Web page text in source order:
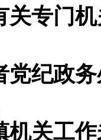
关专门
党纪政
机关工